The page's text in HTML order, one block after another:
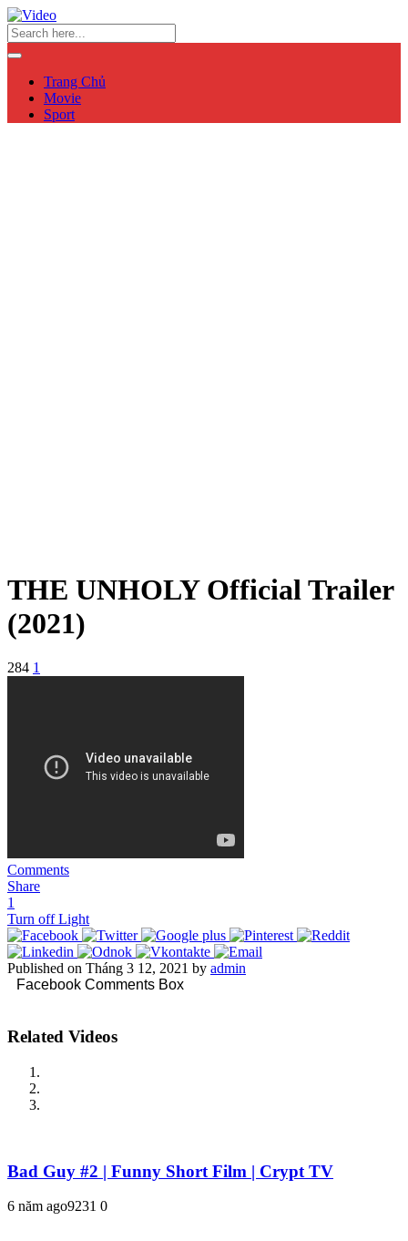
Trang Chủ
Movie
Sport
THE UNHOLY Official Trailer
(2021)
284 1
Comments
Share
1
Turn off Light
Published on Tháng 3 12, 2021 by admin
Facebook Comments Box
Related Videos
Bad Guy #2 | Funny Short Film | Crypt TV
6 năm ago9231 0